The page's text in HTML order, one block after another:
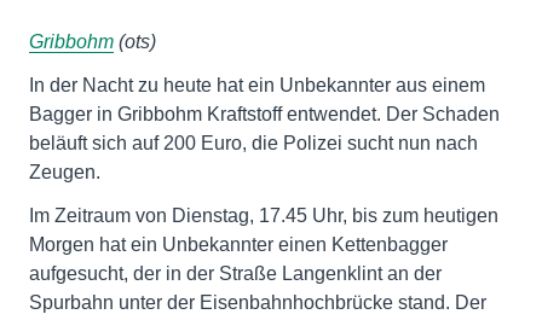
Gribbohm (ots)
In der Nacht zu heute hat ein Unbekannter aus einem
Bagger in Gribbohm Kraftstoff entwendet. Der Schaden
beläuft sich auf 200 Euro, die Polizei sucht nun nach
Zeugen.
Im Zeitraum von Dienstag, 17.45 Uhr, bis zum heutigen
Morgen hat ein Unbekannter einen Kettenbagger
aufgesucht, der in der Straße Langenklint an der
Spurbahn unter der Eisenbahnhochbrücke stand. Der